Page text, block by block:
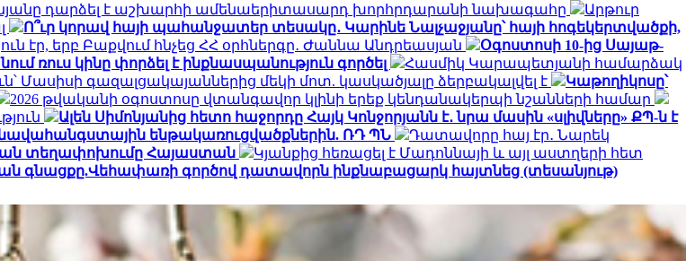
դարձել է աշխարհի ամենաերիտասարդ խորհրդարանի նախագահը
Արթուր
Ո՞ւր կորավ հայի պահանջատեր տեսակը․ Կարինե Նալչաջյանը՝ հայի հոգեկերտվածքի,
էր, երբ Բաքվում հնչեց ՀՀ օրհներգը․ Ժաննա Անդրեասյան
Օգոստոսի 10-ից Սայաթ-
ռուս կինը փորձել է ինքնասպանություն գործել
Հասմիկ Կարապետյանի համարձակ
Մասիսի գազալցակայաններից մեկի մոտ. կասկածյալը ձերբակալվել է
Կաթողիկոսը՝
2026 թվականի օգոստոսը վտանգավոր կլինի երեք կենդանակերպի նշանների համար
Ալեն Սիմոնյանից հետո հաջորդը Հայկ Կոնջորյանն է․ նրա մասին «սլիվները» ՔՊ-ն է
ենթակառուցվածքներին. ՌԴ ՊՆ
Դատավորը հայ էր․ Նարեկ
տեղափոխումը Հայաստան
Կյանքից հեռացել է Մադոննայի և այլ աստղերի հետ
գնացքը.Վեհափառի գործով դատավորն ինքնաբացարկ հայտնեց (տեսանյութ)